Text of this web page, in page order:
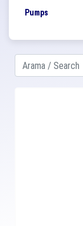
Pumps